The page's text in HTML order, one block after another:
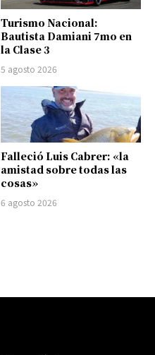
Turismo Nacional:
Bautista Damiani 7mo en
la Clase 3
5 agosto 2026
Falleció Luis Cabrer: «la
amistad sobre todas las
cosas»
6 agosto 2026